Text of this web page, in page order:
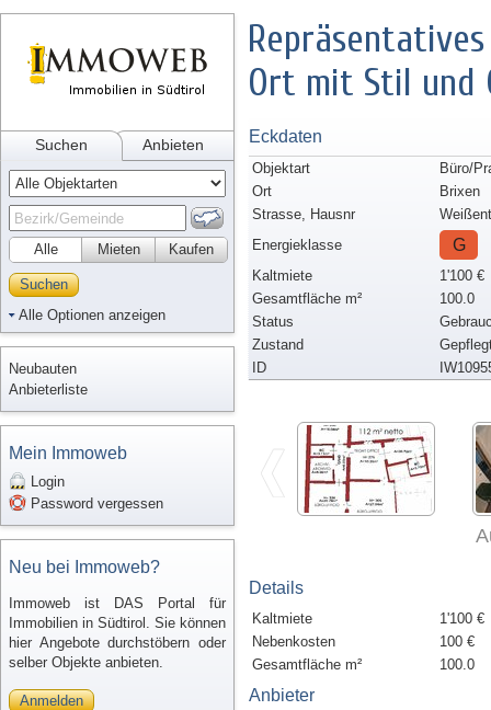
Suchen Anbieten
Alle Kaufen
Mieten
Suchen
Alle Optionen anzeigen
Neubauten
Anbieterliste
Mein Immoweb
Login
Password vergessen
Neu bei Immoweb?
Immoweb ist DAS Portal für
Immobilien in Südtirol. Sie können
hier Angebote durchstöbern oder
selber Objekte anbieten.
Anmelden
Ort mit Stil und
Eckdaten
Objektart
Büro/
Ort
Brixen
Strasse, Hausnr
Energieklasse
G
Kaltmiete
1'100 €
Gesamtfläche m²
100.0
Status
Zustand
ID
Details
Kaltmiete
1'100 €
Nebenkosten
100 €
Gesamtfläche m²
100.0
Anbieter